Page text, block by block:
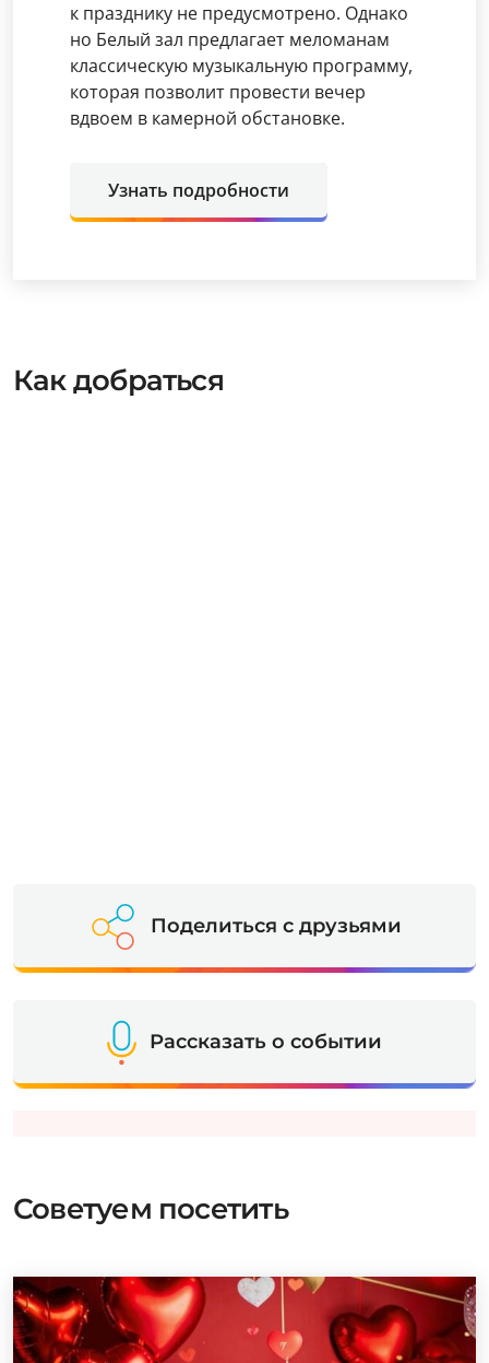
к празднику не предусмотрено. Однако
но Белый зал предлагает меломанам
классическую музыкальную программу,
которая позволит провести вечер
вдвоем в камерной обстановке.
Узнать подробности
Как добраться
Поделиться с друзьями
Рассказать о событии
Советуем посетить